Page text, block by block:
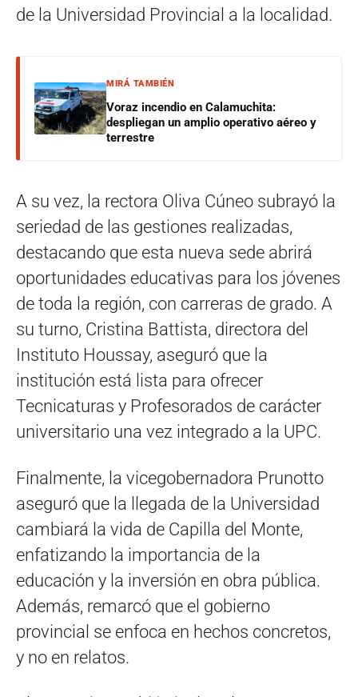
de la Universidad Provincial a la localidad.
MIRÁ TAMBIÉN
Voraz incendio en Calamuchita:
despliegan un amplio operativo aéreo y
terrestre
A su vez, la rectora Oliva Cúneo subrayó la
seriedad de las gestiones realizadas,
destacando que esta nueva sede abrirá
oportunidades educativas para los jóvenes
de toda la región, con carreras de grado. A
su turno, Cristina Battista, directora del
Instituto Houssay, aseguró que la
institución está lista para ofrecer
Tecnicaturas y Profesorados de carácter
universitario una vez integrado a la UPC.
Finalmente, la vicegobernadora Prunotto
aseguró que la llegada de la Universidad
cambiará la vida de Capilla del Monte,
enfatizando la importancia de la
educación y la inversión en obra pública.
Además, remarcó que el gobierno
provincial se enfoca en hechos concretos,
y no en relatos.